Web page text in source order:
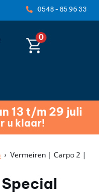
0548 - 85 96 33
0
13 t/m 29 juli
u klaar!
› Vermeiren | Carpo 2 |